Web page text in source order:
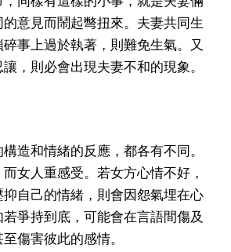
意見而鬧起彆扭來。夫妻共同生
事上過於執著，則難免生氣。又
，則必會出現夫妻不和的現象。
造和情緒的反應，都各有不同。
女人重感受。若女方心情不好，
自己的情緒，則會因怨氣埋在心
爭持到底，可能會在言語間傷及
傷害彼此的感情。